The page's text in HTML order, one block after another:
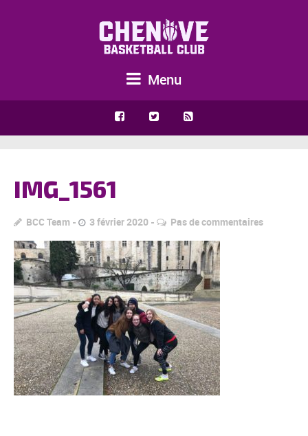
Menu
IMG_1561
BCC Team 3 février 2020 Pas de commentaires